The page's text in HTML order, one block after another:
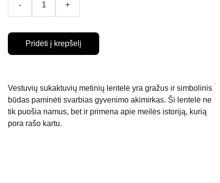
- +
Pridėti į krepšelį
Vestuvių sukaktuvių metinių lentelė yra gražus ir simbolinis
būdas paminėti svarbias gyvenimo akimirkas. Ši lentelė ne
tik puošia namus, bet ir primena apie meilės istoriją, kurią
pora rašo kartu.